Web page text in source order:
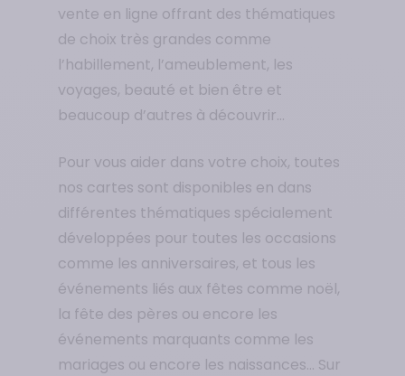
vente en ligne offrant des thématiques
de choix très grandes comme
l’habillement, l’ameublement, les
voyages, beauté et bien être et
beaucoup d’autres à découvrir…
Pour vous aider dans votre choix, toutes
nos cartes sont disponibles en dans
différentes thématiques spécialement
développées pour toutes les occasions
comme les anniversaires, et tous les
événements liés aux fêtes comme noël,
la fête des pères ou encore les
événements marquants comme les
mariages ou encore les naissances… Sur